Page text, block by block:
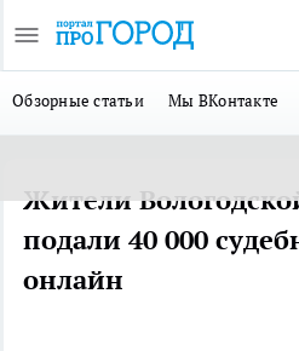
Обзорные статьи Мы ВКонтакте
Жители
подали 40 000
онлайн